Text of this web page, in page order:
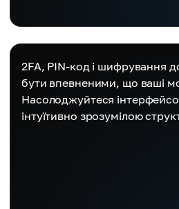
2FA, PIN-код і шифрування
бути впевненими, що ваші
Насолоджуйтеся
інтуїтивно зрозумілою